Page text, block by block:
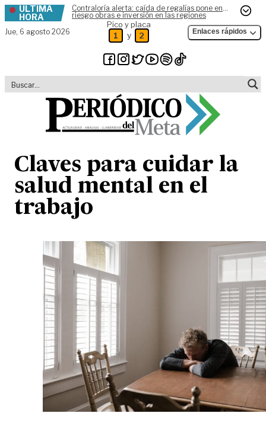
Skip to content
ÚLTIMA
HORA
Contraloría alerta: caída de regalías pone en
riesgo obras e inversión en las regiones
Jue, 6 agosto 2026
Pico y placa
1 y 2 Enlaces rápidos
Claves para cuidar la
salud mental en el
trabajo